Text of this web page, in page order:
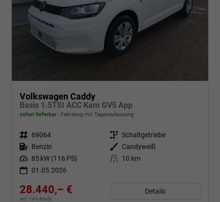
Volkswagen Caddy
Basis 1.5TSI ACC Kam GV5 App
sofort lieferbar Fahrzeug mit Tageszulassung
Fahrzeugnr. 69064 Getriebe Schaltgetriebe
Kraftstoff Benzin Außenfarbe
Candyweiß
Leistung 85 kW (116 PS) Kilometerstand
10 km
01.05.2026
28.440,– €
incl. 19% MwSt.
Details